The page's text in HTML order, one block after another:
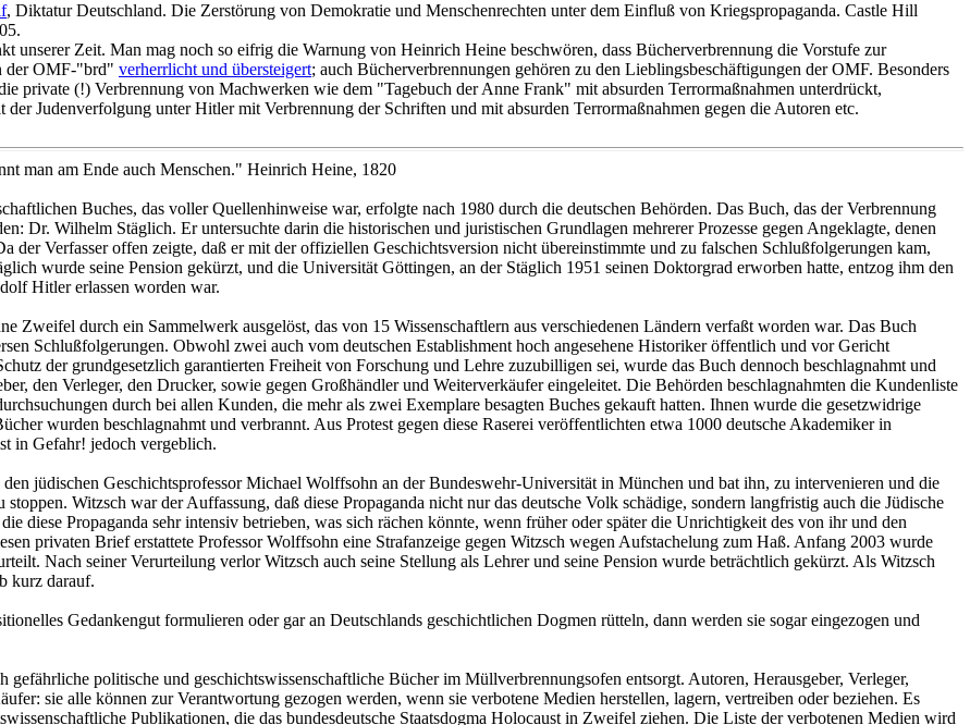
, Diktatur Deutschland. Die Zerstörung von Demokratie und Menschenrechten unter dem Einfluß von Kriegspropaganda. Castle Hill
unserer Zeit. Man mag noch so eifrig die Warnung von Heinrich Heine beschwören, dass Bücherverbrennung die Vorstufe zur
der OMF-"brd" verherrlicht und übersteigert; auch Bücherverbrennungen gehören zu den Lieblingsbeschäftigungen der OMF. Besonders
private (!) Verbrennung von Machwerken wie dem "Tagebuch der Anne Frank" mit absurden Terrormaßnahmen unterdrückt,
Judenverfolgung unter Hitler mit Verbrennung der Schriften und mit absurden Terrormaßnahmen gegen die Autoren etc.
man am Ende auch Menschen." Heinrich Heine, 1820
Buches, das voller Quellenhinweise war, erfolgte nach 1980 durch die deutschen Behörden. Das Buch, das der Verbrennung
Dr. Wilhelm Stäglich. Er untersuchte darin die historischen und juristischen Grundlagen mehrerer Prozesse gegen Angeklagte, denen
Verfasser offen zeigte, daß er mit der offiziellen Geschichtsversion nicht übereinstimmte und zu falschen Schlußfolgerungen kam,
wurde seine Pension gekürzt, und die Universität Göttingen, an der Stäglich 1951 seinen Doktorgrad erworben hatte, entzog ihm den
Hitler erlassen worden war.
Zweifel durch ein Sammelwerk ausgelöst, das von 15 Wissenschaftlern aus verschiedenen Ländern verfaßt worden war. Das Buch
Schlußfolgerungen. Obwohl zwei auch vom deutschen Establishment hoch angesehene Historiker öffentlich und vor Gericht
der grundgesetzlich garantierten Freiheit von Forschung und Lehre zuzubilligen sei, wurde das Buch dennoch beschlagnahmt und
den Verleger, den Drucker, sowie gegen Großhändler und Weiterverkäufer eingeleitet. Die Behörden beschlagnahmten die Kundenliste
durch bei allen Kunden, die mehr als zwei Exemplare besagten Buches gekauft hatten. Ihnen wurde die gesetzwidrige
wurden beschlagnahmt und verbrannt. Aus Protest gegen diese Raserei veröffentlichten etwa 1000 deutsche Akademiker in
in Gefahr! jedoch vergeblich.
jüdischen Geschichtsprofessor Michael Wolffsohn an der Bundeswehr-Universität in München und bat ihn, zu intervenieren und die
Witzsch war der Auffassung, daß diese Propaganda nicht nur das deutsche Volk schädige, sondern langfristig auch die Jüdische
diese Propaganda sehr intensiv betrieben, was sich rächen könnte, wenn früher oder später die Unrichtigkeit des von ihr und den
privaten Brief erstattete Professor Wolffsohn eine Strafanzeige gegen Witzsch wegen Aufstachelung zum Haß. Anfang 2003 wurde
Nach seiner Verurteilung verlor Witzsch auch seine Stellung als Lehrer und seine Pension wurde beträchtlich gekürzt. Als Witzsch
kurz darauf.
Gedankengut formulieren oder gar an Deutschlands geschichtlichen Dogmen rütteln, dann werden sie sogar eingezogen und
politische und geschichtswissenschaftliche Bücher im Müllverbrennungsofen entsorgt. Autoren, Herausgeber, Verleger,
sie alle können zur Verantwortung gezogen werden, wenn sie verbotene Medien herstellen, lagern, vertreiben oder beziehen. Es
Publikationen, die das bundesdeutsche Staatsdogma Holocaust in Zweifel ziehen. Die Liste der verbotenen Medien wird